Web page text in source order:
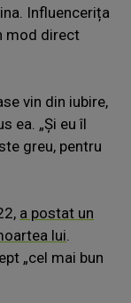
Influencerița
mod direct
vin din iubire,
ea. „Și eu îl
greu, pentru
a postat un
lui
„cel mai bun